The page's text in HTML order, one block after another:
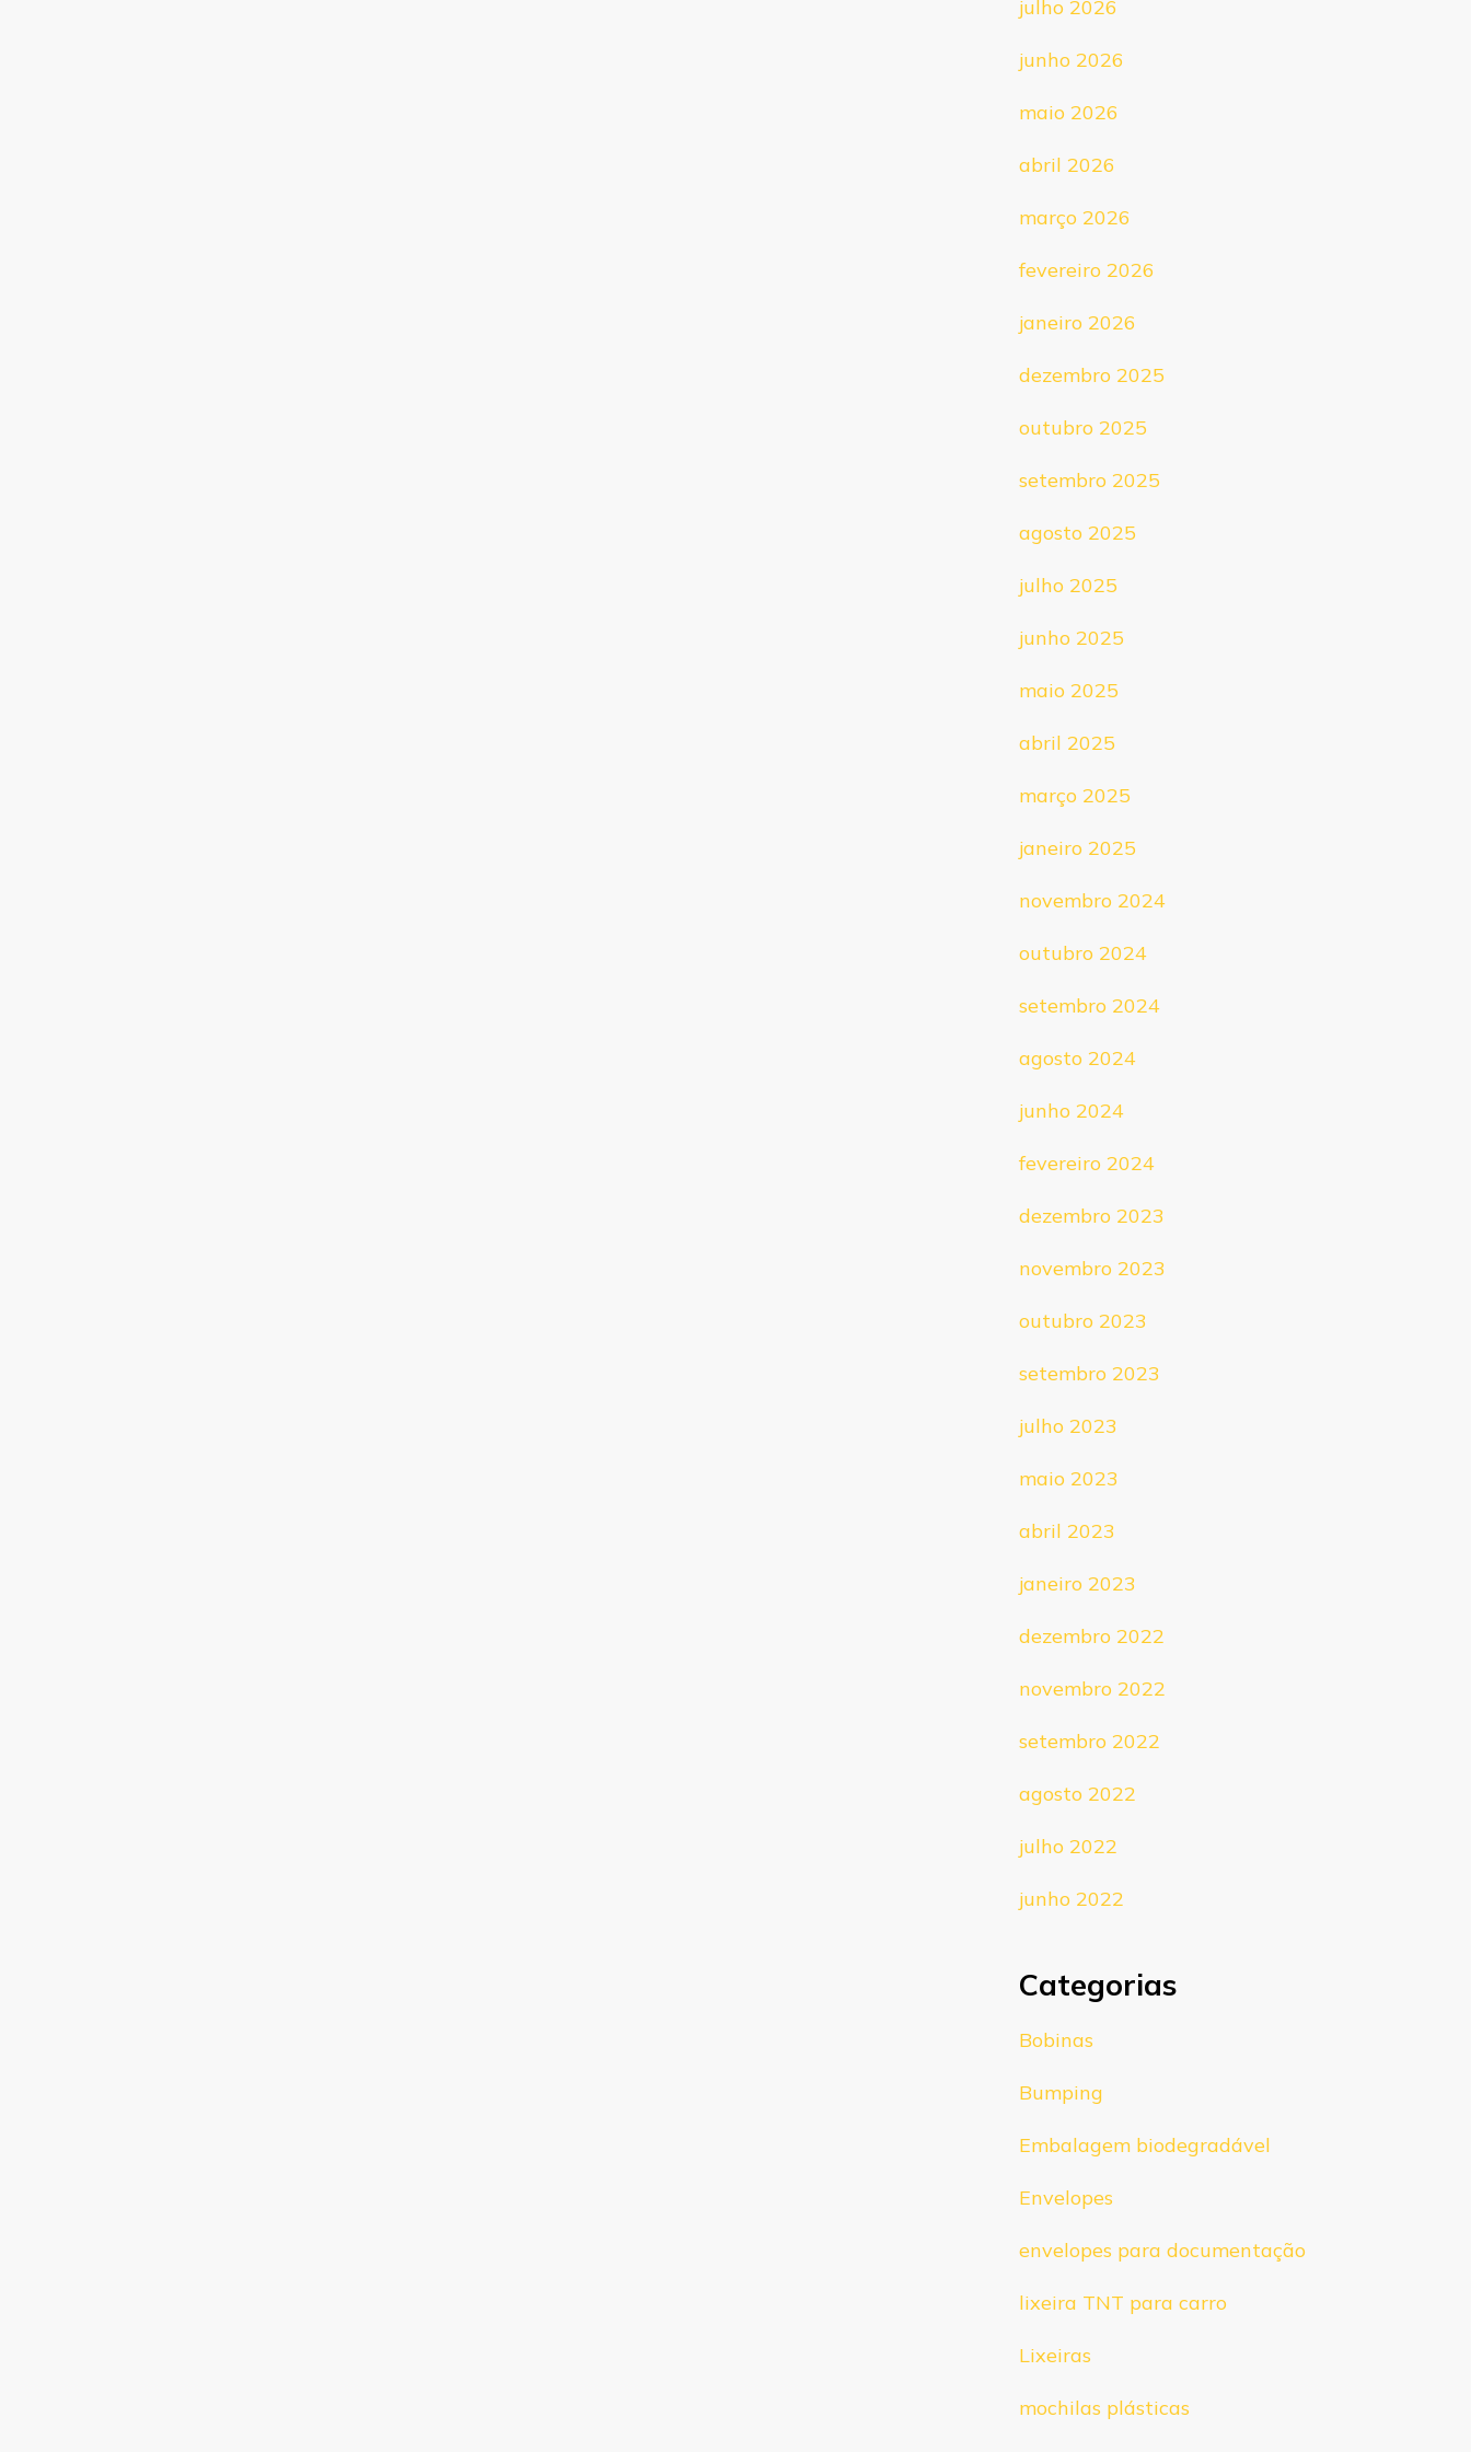
julho 2026
junho 2026
maio 2026
abril 2026
março 2026
fevereiro 2026
janeiro 2026
dezembro 2025
outubro 2025
setembro 2025
agosto 2025
julho 2025
junho 2025
maio 2025
abril 2025
março 2025
janeiro 2025
novembro 2024
outubro 2024
setembro 2024
agosto 2024
junho 2024
fevereiro 2024
dezembro 2023
novembro 2023
outubro 2023
setembro 2023
julho 2023
maio 2023
abril 2023
janeiro 2023
dezembro 2022
novembro 2022
setembro 2022
agosto 2022
julho 2022
junho 2022
Categorias
Bobinas
Bumping
Embalagem biodegradável
Envelopes
envelopes para documentação
lixeira TNT para carro
Lixeiras
mochilas plásticas